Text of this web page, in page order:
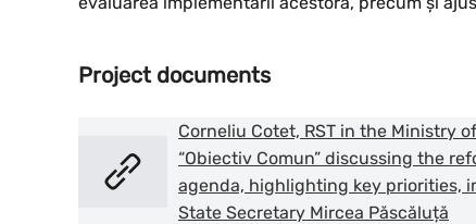
Project documents
Corneliu Cotet, RST in the Ministry
“Obiectiv Comun” discussing the
agenda, highlighting key priorities,
State Secretary Mircea Păscăluță